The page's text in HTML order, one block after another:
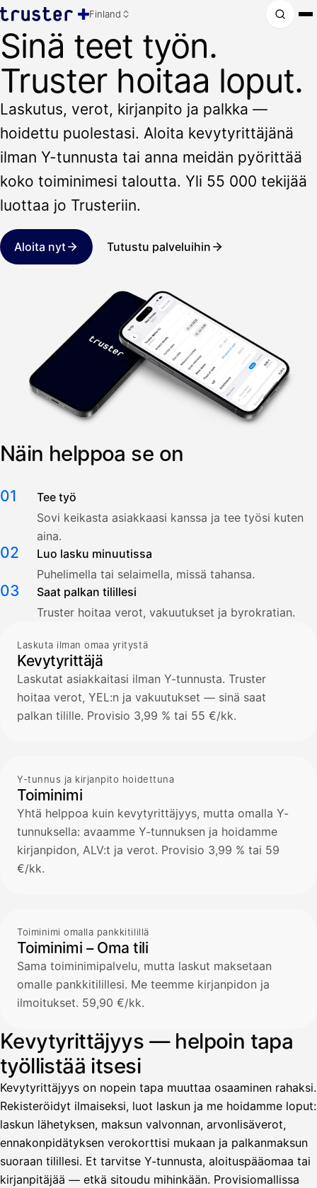
Finland
Sinä teet työn.
Truster hoitaa loput.
Laskutus, verot, kirjanpito ja palkka —
hoidettu puolestasi. Aloita kevytyrittäjänä
ilman Y-tunnusta tai anna meidän pyörittää
koko toiminimesi taloutta. Yli 55 000 tekijää
luottaa jo Trusteriin.
Aloita nyt Tutustu palveluihin
Näin helppoa se on
01
Tee työ
Sovi keikasta asiakkaasi kanssa ja tee työsi kuten
aina.
02
Luo lasku minuutissa
Puhelimella tai selaimella, missä tahansa.
03
Saat palkan tilillesi
Truster hoitaa verot, vakuutukset ja byrokratian.
Laskuta ilman omaa yritystä
Kevytyrittäjä
Laskutat asiakkaitasi ilman Y-tunnusta. Truster
hoitaa verot, YEL:n ja vakuutukset — sinä saat
palkan tilille. Provisio 3,99 % tai 55 €/kk.
Y-tunnus ja kirjanpito hoidettuna
Toiminimi
Yhtä helppoa kuin kevytyrittäjyys, mutta omalla Y-
tunnuksella: avaamme Y-tunnuksen ja hoidamme
kirjanpidon, ALV:t ja verot. Provisio 3,99 % tai 59
€/kk.
Toiminimi omalla pankkitilillä
Toiminimi – Oma tili
Sama toiminimipalvelu, mutta laskut maksetaan
omalle pankkitilillesi. Me teemme kirjanpidon ja
ilmoitukset. 59,90 €/kk.
Kevytyrittäjyys — helpoin tapa
työllistää itsesi
Kevytyrittäjyys on nopein tapa muuttaa osaaminen rahaksi.
Rekisteröidyt ilmaiseksi, luot laskun ja me hoidamme loput:
laskun lähetyksen, maksun valvonnan, arvonlisäverot,
ennakonpidätyksen verokorttisi mukaan ja palkanmaksun
suoraan tilillesi. Et tarvitse Y-tunnusta, aloituspääomaa tai
kirjanpitäjää — etkä sitoudu mihinkään. Provisiomallissa